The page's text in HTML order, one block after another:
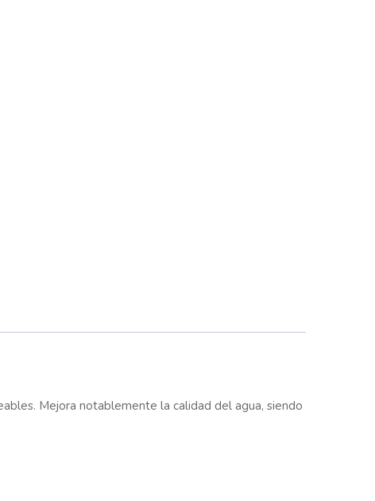
Mejora notablemente la calidad del agua, siendo